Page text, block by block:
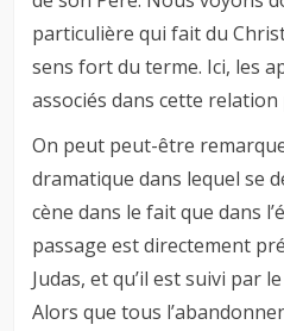
particulière qui fait du
sens fort du terme. Ici, les
associés dans cette
On peut peut-être
dramatique dans lequel se
cène dans le fait que dans
passage est directement
Judas, et qu’il est suivi par
Alors que tous